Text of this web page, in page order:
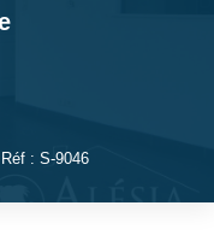
Réf : S-9046